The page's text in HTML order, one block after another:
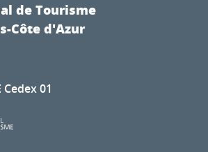
de Tourisme
Côte d'Azur
Cedex 01